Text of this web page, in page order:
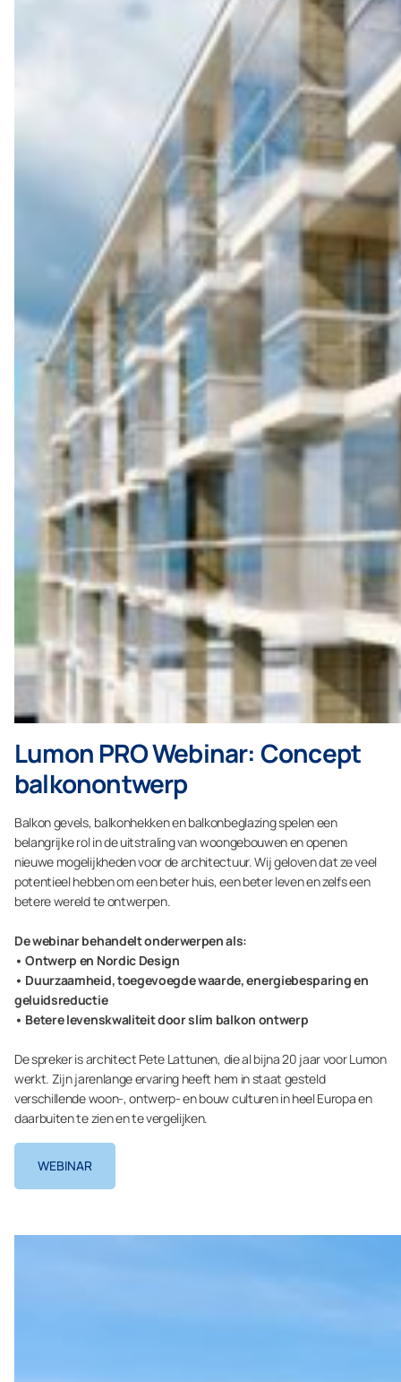
Lumon PRO Webinar: Concept
balkonontwerp
Balkon gevels, balkonhekken en balkonbeglazing spelen een
belangrijke rol in de uitstraling van woongebouwen en openen
nieuwe mogelijkheden voor de architectuur. Wij geloven dat ze veel
potentieel hebben om een beter huis, een beter leven en zelfs een
betere wereld te ontwerpen.
De webinar behandelt onderwerpen als:
• Ontwerp en Nordic Design
• Duurzaamheid, toegevoegde waarde, energiebesparing en
geluidsreductie
• Betere levenskwaliteit door slim balkon ontwerp
De spreker is architect Pete Lattunen, die al bijna 20 jaar voor Lumon
werkt. Zijn jarenlange ervaring heeft hem in staat gesteld
verschillende woon-, ontwerp- en bouw culturen in heel Europa en
daarbuiten te zien en te vergelijken.
WEBINAR